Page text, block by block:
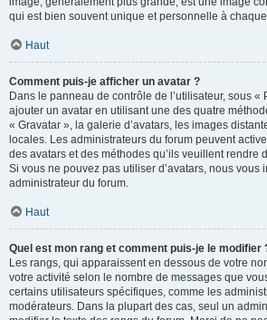
qui est bien souvent unique et personnelle à
Haut
Comment puis-je afficher un avatar ?
Dans le panneau de contrôle de l’utilisateur, sous «
ajouter un avatar en utilisant une des quatre
« Gravatar », la galerie d’avatars, les images
locales. Les administrateurs du forum peuvent
des avatars et des méthodes qu’ils veuillent rendre
Si vous ne pouvez pas utiliser d’avatars, nous vous
administrateur du forum.
Haut
Quel est mon rang et comment puis-je le modifier
Les rangs, qui apparaissent en dessous de votre
votre activité selon le nombre de messages que
certains utilisateurs spécifiques, comme les
modérateurs. Dans la plupart des cas, seul un